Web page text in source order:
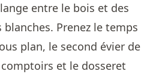
entre le bois et des
Prenez le temps
plan, le second évier de
et le dosseret